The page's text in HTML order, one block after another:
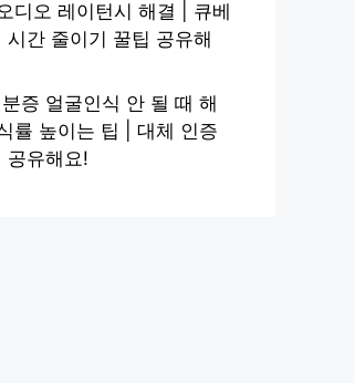
디오 레이턴시 해결 | 큐베
시간 줄이기 꿀팁 공유해
증 얼굴인식 안 될 때 해
률 높이는 팁 | 대체 인증
공유해요!